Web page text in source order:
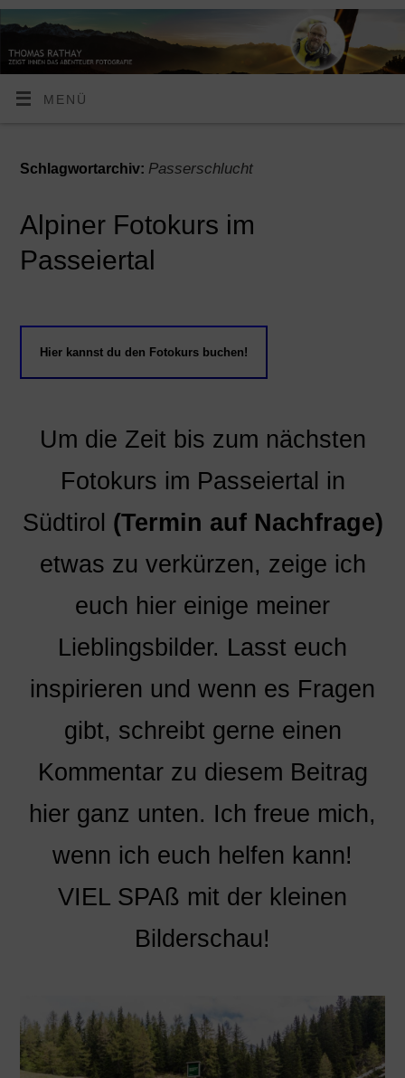
MENÜ
Schlagwortarchiv: Passerschlucht
Alpiner Fotokurs im
Passeiertal
Hier kannst du den Fotokurs buchen!
Um die Zeit bis zum nächsten
Fotokurs im Passeiertal in
Südtirol (Termin auf Nachfrage)
etwas zu verkürzen, zeige ich
euch hier einige meiner
Lieblingsbilder. Lasst euch
inspirieren und wenn es Fragen
gibt, schreibt gerne einen
Kommentar zu diesem Beitrag
hier ganz unten. Ich freue mich,
wenn ich euch helfen kann!
VIEL SPAß mit der kleinen
Bilderschau!